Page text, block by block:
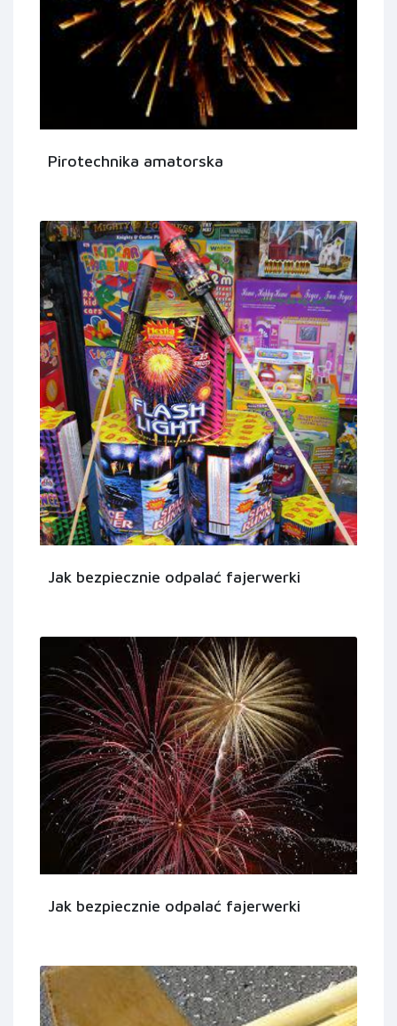
Pirotechnika amatorska
Jak bezpiecznie odpalać fajerwerki
Jak bezpiecznie odpalać fajerwerki